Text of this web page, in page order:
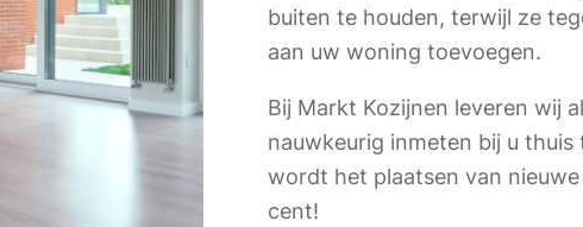
buiten te houden, terwijl ze
aan uw woning toevoegen.
Bij Markt Kozijnen leveren wij
nauwkeurig inmeten bij u
wordt het plaatsen van
cent!